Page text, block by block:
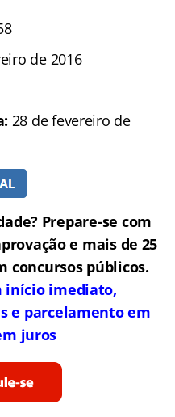
de 2016
28 de fevereiro de
Prepare-se com
e mais de 25
concursos públicos.
início imediato,
e parcelamento em
juros